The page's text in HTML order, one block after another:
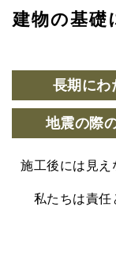
建物の基礎
長期にわ
地震の際
施工後には見え
私たちは責任